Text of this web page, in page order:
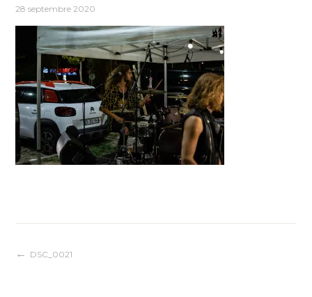
28 septembre 2020
Navigation
DSC_0021